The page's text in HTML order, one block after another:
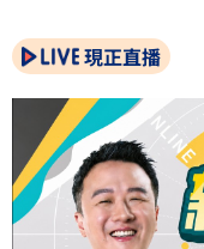
現正直播